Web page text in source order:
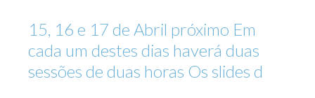
15, 16 e 17 de Abril próximo Em
cada um destes dias haverá duas
sessões de duas horas Os slides d